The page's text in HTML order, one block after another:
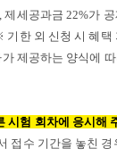
세공과금 22%가
기한 외 신청 시 혜택
제공하는 양식에
시험 회차에 응시해
접수 기간을 놓친